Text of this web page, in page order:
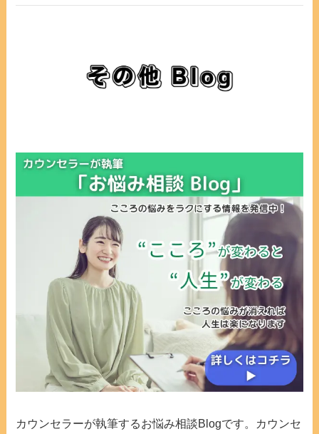
カウンセラーが執筆するお悩み相談Blogです。カウンセ